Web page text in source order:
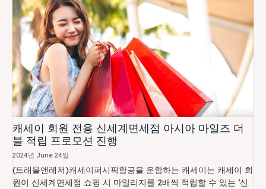
캐세이 회원 전용 신세계면세점 아시아 마일즈 더
블 적립 프로모션 진행
2024년 June 24일
(트래블앤레저)캐세이퍼시픽항공을 운항하는 캐세이는 캐세이 회
원이 신세계면세점 쇼핑 시 마일리지를 2배씩 적립할 수 있는 ‘신